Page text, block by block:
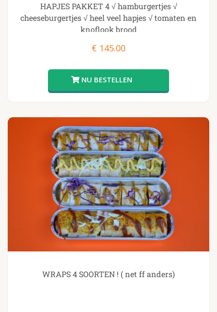
HAPJES PAKKET 4 √ hamburgertjes √
cheeseburgertjes √ heel veel hapjes √ tomaten en
knoflook brood
€ 145.00
WRAPS 4 SOORTEN ! ( net ff anders)